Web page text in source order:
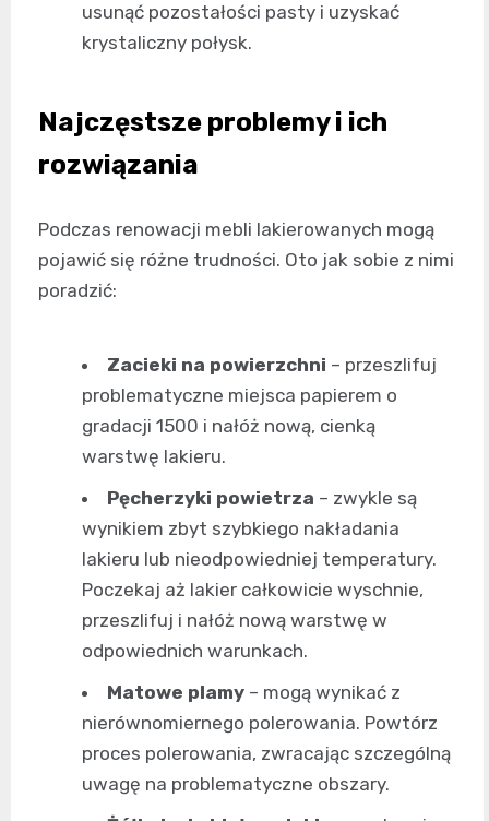
usunąć pozostałości pasty i uzyskać
krystaliczny połysk.
Najczęstsze problemy i ich
rozwiązania
Podczas renowacji mebli lakierowanych mogą
pojawić się różne trudności. Oto jak sobie z nimi
poradzić:
Zacieki na powierzchni – przeszlifuj
problematyczne miejsca papierem o
gradacji 1500 i nałóż nową, cienką
warstwę lakieru.
Pęcherzyki powietrza – zwykle są
wynikiem zbyt szybkiego nakładania
lakieru lub nieodpowiedniej temperatury.
Poczekaj aż lakier całkowicie wyschnie,
przeszlifuj i nałóż nową warstwę w
odpowiednich warunkach.
Matowe plamy – mogą wynikać z
nierównomiernego polerowania. Powtórz
proces polerowania, zwracając szczególną
uwagę na problematyczne obszary.